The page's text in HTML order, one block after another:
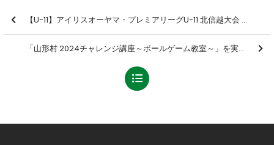
【U-11】アイリスオーヤマ・プレミアリーグU-11 北信越大会 準決勝・決勝 結果のお知らせ
「山形村 2024チャレンジ講座～ボールゲーム教室～」を実施しました【報告】